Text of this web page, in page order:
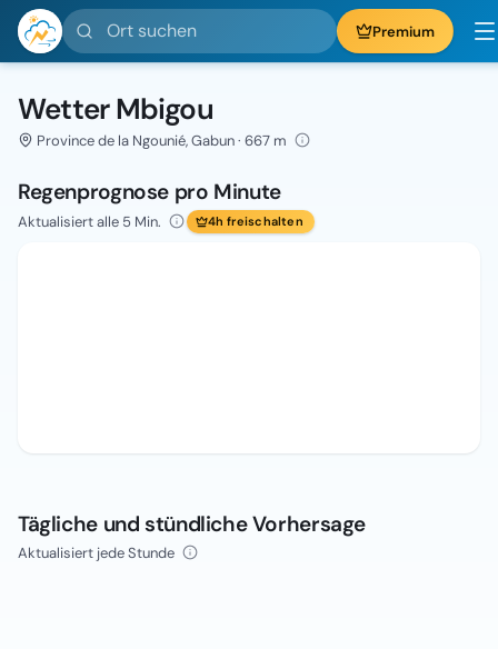
Ort suchen Premium
Wetter Mbigou
Province de la Ngounié, Gabun · 667 m
Regenprognose pro Minute
Aktualisiert alle 5 Min. 4h freischalten
Tägliche und stündliche Vorhersage
Aktualisiert jede Stunde